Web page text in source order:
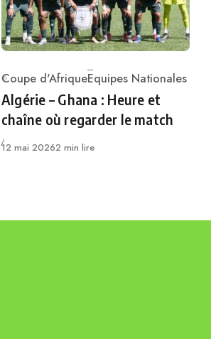
Category
Coupe d'AfriqueEquipes Nationales
Algérie – Ghana : Heure et
chaîne où regarder le match
Publié
12 mai 20262 min lire